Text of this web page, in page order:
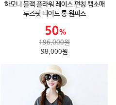
하모니 블랙 플라워 레이스 펀칭 캡소매
루즈핏 티어드 롱 원피스
196,000원
98,000원